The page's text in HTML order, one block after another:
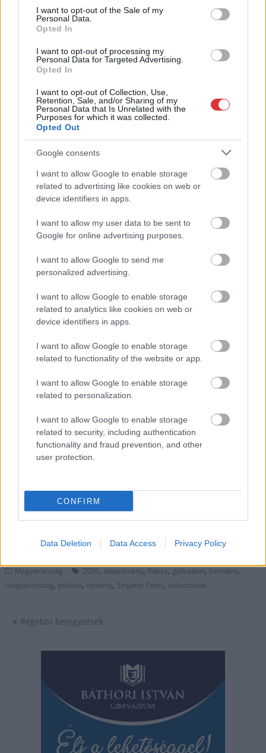
consent section.
I want to opt-out of the Sale of my
Personal Data.
Opted In
I want to opt-out of processing my
Personal Data for Targeted Advertising.
Opted In
I want to opt-out of Collection, Use,
Retention, Sale, and/or Sharing of my
Personal Data that Is Unrelated with the
Purposes for which it was collected.
Opted Out
Google consents
I want to allow Google to enable storage
related to advertising like cookies on web or
device identifiers in apps.
I want to allow my user data to be sent to
Google for online advertising purposes.
I want to allow Google to send me
personalized advertising.
I want to allow Google to enable storage
related to analytics like cookies on web or
device identifiers in apps.
I want to allow Google to enable storage
related to functionality of the website or app.
I want to allow Google to enable storage
related to personalization.
I want to allow Google to enable storage
related to security, including authentication
functionality and fraud prevention, and other
user protection.
CONFIRM
Data Deletion Data Access Privacy Policy
előtt, döntetlen állásnál James Kinney kezében volt a
lehetőség, a távoli, kétségbeesettnek tűnő dobás pedig a
gyűrűben landolt.
TOVÁBB OLVASOM
dobás,győzelem,Jászberény ,kosárlabda
Kiütéses szolnoki győzelem a Pécs ellen
2026.02.07. szol24.hu
diadalt aratott az
NHSZ-Szolnoki
Universitas Pécs felett
a bajnokság legutóbbi
TOVÁBB OLVASOM
győzelem, kosárlabda, olajbányász,sport Szolnok
Fidesz győzelmét reméli
Szijjártó Péter vagy
választáson pártok és
jelöltek indulnak, vagy
beismerte, hogy a
szerv – részt vesz a
kampányban. Így a választás nem is tekinthető
TOVÁBB OLVASOM
Magyarország 2026,alaptörvény,fidesz,győzelem,kormány,
magyarország, politika, remény, Szijjártó Péter,választások
Bejegyzés
Régebbi bejegyzések